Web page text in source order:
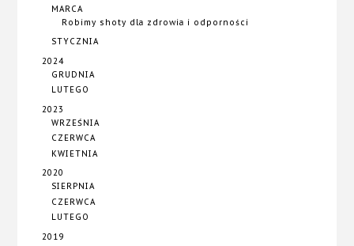
MARCA
Robimy shoty dla zdrowia i odporności
STYCZNIA
2024
GRUDNIA
LUTEGO
2023
WRZEŚNIA
CZERWCA
KWIETNIA
2020
SIERPNIA
CZERWCA
LUTEGO
2019